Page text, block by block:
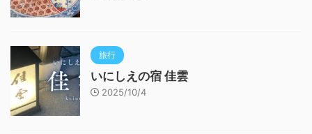
旅行
いにしえの宿 佳雲
2025/10/4